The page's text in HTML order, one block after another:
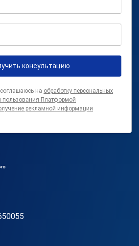
консультацию
на обработку персональных
пользования Платформой
рекламной информации